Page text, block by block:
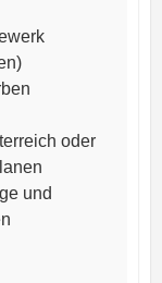
oder
und